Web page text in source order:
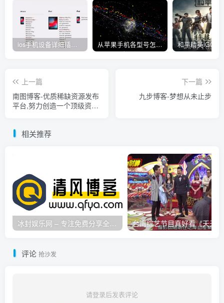
从苹果手机各型号怎么越狱到怎么开科技完整教程
上一篇
南图博客-优质稀缺资源发布
平台,努力创造一个顶级资源
下一篇
九步博客-梦想从未止步
相关推荐
冰封娱乐网 – 专注免费分享全网优质资源,活动线报,实用软件,技术教程等内容标签
评论 抢沙发
请登录后发表评论